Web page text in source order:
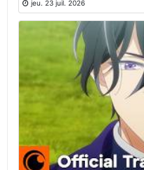
jeu. 23 juil. 2026